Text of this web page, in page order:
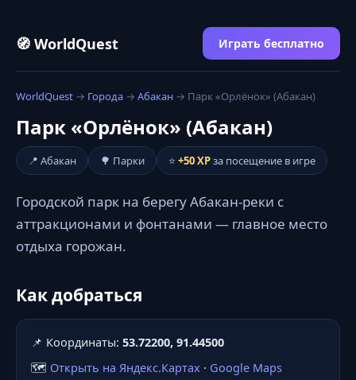
🧭 WorldQuest Играть бесплатно
WorldQuest → Города → Абакан → Парк «Орлёнок» (Абакан)
Парк «Орлёнок» (Абакан)
📍 Абакан 🌳 Парки ⭐ +50 XPза посещение в игре
Городской парк на берегу Абакан-реки с
аттракционами и фонтанами — главное место
отдыха горожан.
Как добраться
📌 Координаты: 53.72200, 91.44500
🗺️ Открыть на Яндекс.Картах · Google Maps